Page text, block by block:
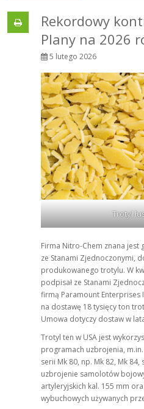
Rekordowy
Plany na 2026
5 lutego 2026
Trotyl
Firma Nitro-Chem znana jest
ze Stanami Zjednoczonymi,
produkowanego trotylu. W
podpisał ze Stanami
firmą Paramount
na dostawę 18 tysięcy ton
Umowa dotyczy dostaw w
Trotyl ten w USA jest
programach uzbrojenia,
serii Mk 80, np. Mk 82, Mk
uzbrojenie samolotów
artyleryjskich kal. 155 mm
wybuchowych używanych